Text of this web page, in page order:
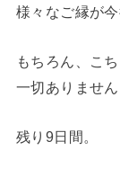
様々なご縁が
もちろん、こ
一切ありません
残り9日間。